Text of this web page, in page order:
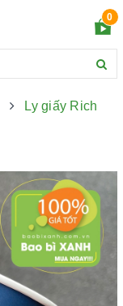
0
Ly giấy Rich